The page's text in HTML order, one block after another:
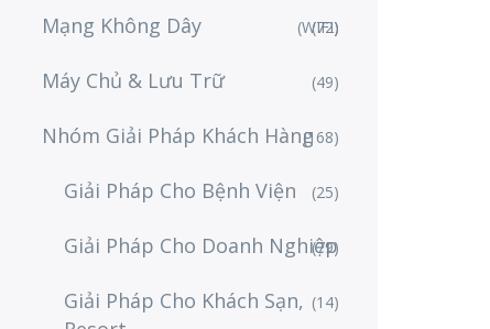
Mạng Không Dây (WIFI)
(72)
Máy Chủ & Lưu Trữ (49)
Nhóm Giải Pháp Khách Hàng(168)
Giải Pháp Cho Bệnh Viện (25)
Giải Pháp Cho Doanh Nghiệp
(79)
Giải Pháp Cho Khách Sạn, (14)